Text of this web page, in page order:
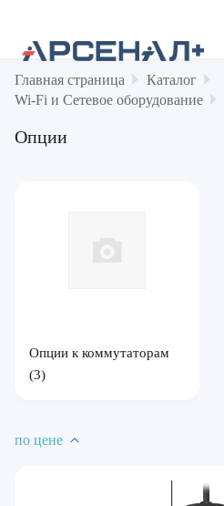
Главная страница
Каталог
Wi-Fi и Сетевое оборудование
Опции
Опции к коммутаторам
(3)
по цене